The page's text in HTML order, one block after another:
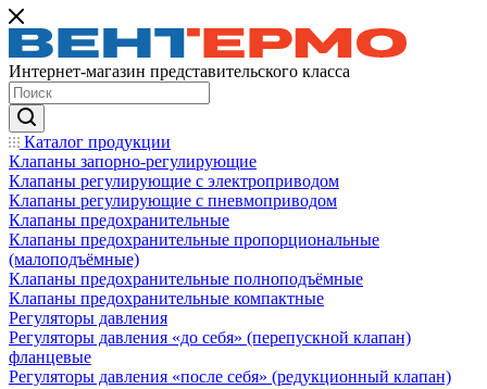
Интернет-магазин представительского класса
Каталог продукции
Клапаны запорно-регулирующие
Клапаны регулирующие с электроприводом
Клапаны регулирующие с пневмоприводом
Клапаны предохранительные
Клапаны предохранительные пропорциональные
(малоподъёмные)
Клапаны предохранительные полноподъёмные
Клапаны предохранительные компактные
Регуляторы давления
Регуляторы давления «до себя» (перепускной клапан)
фланцевые
Регуляторы давления «после себя» (редукционный клапан)